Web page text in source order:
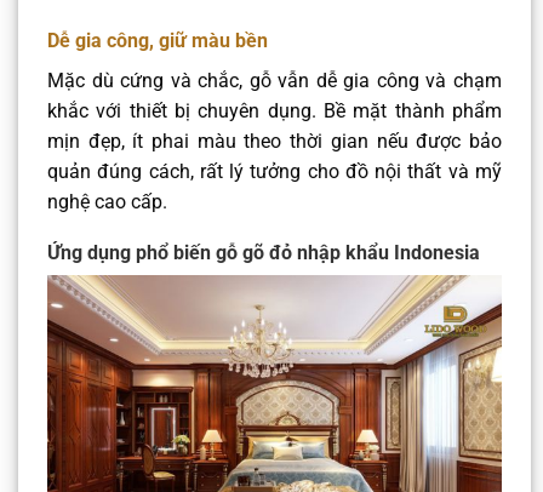
Dễ gia công, giữ màu bền
Mặc dù cứng và chắc, gỗ vẫn dễ gia công và chạm
khắc với thiết bị chuyên dụng. Bề mặt thành phẩm
mịn đẹp, ít phai màu theo thời gian nếu được bảo
quản đúng cách, rất lý tưởng cho đồ nội thất và mỹ
nghệ cao cấp.
Ứng dụng phổ biến gỗ gõ đỏ nhập khẩu Indonesia